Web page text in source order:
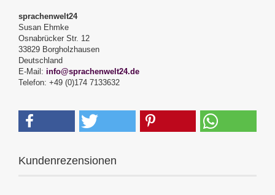
sprachenwelt24
Susan Ehmke
Osnabrücker Str. 12
33829 Borgholzhausen
Deutschland
E-Mail: info@sprachenwelt24.de
Telefon: +49 (0)174 7133632
Kundenrezensionen